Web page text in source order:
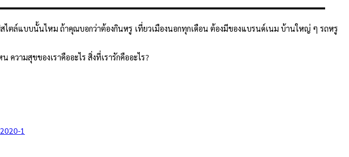
ตล์แบบนั้นไหม ถ้าคุณบอกว่าต้องกินหรู เที่ยวเมืองนอกทุกเดือน ต้องมีของแบรนด์เนม บ้านใหญ่ ๆ รถหรู
ความสุขของเราคืออะไร สิ่งที่เรารักคืออะไร?
1